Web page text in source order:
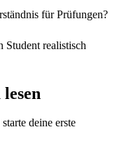
für Prüfungen?
Student realistisch
deine erste